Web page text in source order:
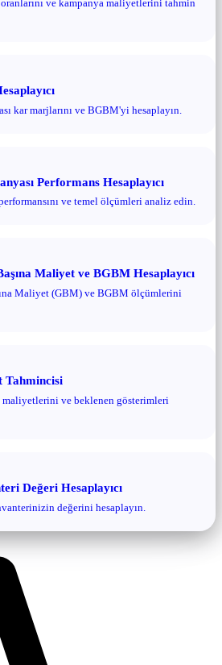
ve kampanya maliyetlerini tahmin
kar marjlarını ve BGBM'yi hesaplayın.
Performans Hesaplayıcı
ve temel ölçümleri analiz edin.
Maliyet ve BGBM Hesaplayıcı
Maliyet (GBM) ve BGBM ölçümlerini
Tahmincisi
maliyetlerini ve beklenen gösterimleri
Değeri Hesaplayıcı
değerini hesaplayın.